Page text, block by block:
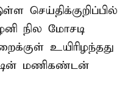
செய்திக்குறிப்பில்
நில மோசடி
உயிரிழந்தது
மணிகண்டன்